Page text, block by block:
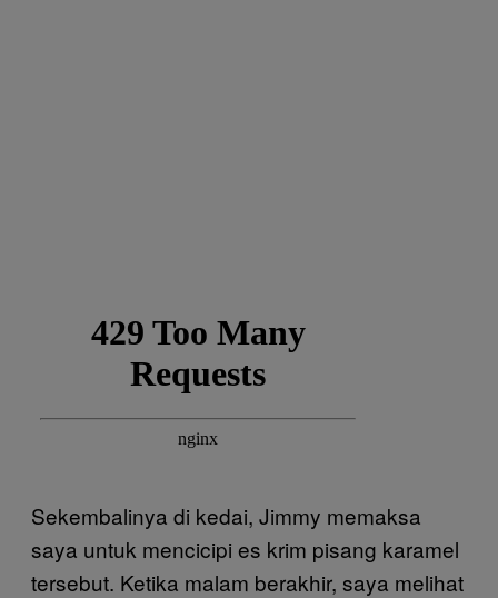
Sekembalinya di kedai, Jimmy memaksa
saya untuk mencicipi es krim pisang karamel
tersebut. Ketika malam berakhir, saya melihat